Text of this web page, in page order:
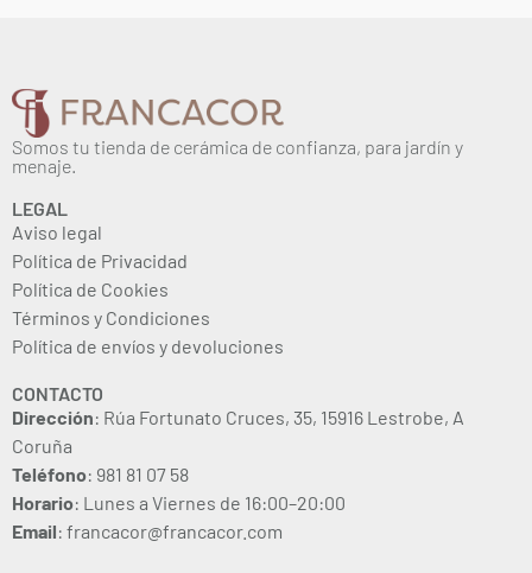
Somos tu tienda de cerámica de confianza, para jardín y
menaje.
LEGAL
Aviso legal
Política de Privacidad
Política de Cookies
Términos y Condiciones
Política de envíos y devoluciones
CONTACTO
Dirección: Rúa Fortunato Cruces, 35, 15916 Lestrobe, A
Coruña
Teléfono: 981 81 07 58
Horario: Lunes a Viernes de 16:00–20:00
Email: francacor@francacor.com